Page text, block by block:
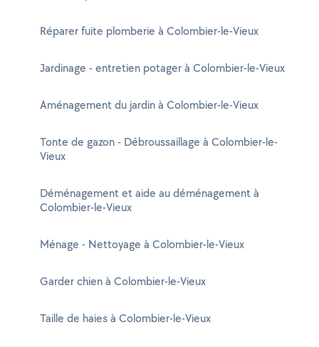
Réparer fuite plomberie à Colombier-le-Vieux
Jardinage - entretien potager à Colombier-le-Vieux
Aménagement du jardin à Colombier-le-Vieux
Tonte de gazon - Débroussaillage à Colombier-le-
Vieux
Déménagement et aide au déménagement à
Colombier-le-Vieux
Ménage - Nettoyage à Colombier-le-Vieux
Garder chien à Colombier-le-Vieux
Taille de haies à Colombier-le-Vieux